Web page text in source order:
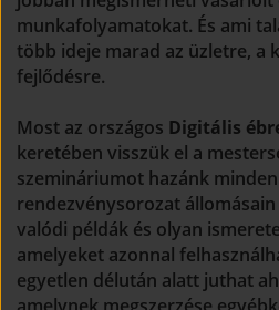
munkafolyamatokat. És ami
több ideje marad az üzletre, a
fejlődésre.
Most az országos Digitális
keretében visszük el a
szemináriumot hazánk
rendezvénysorozat
valódi példák és olyan
amelyeket azonnal
egyetlen délután alatt juthat